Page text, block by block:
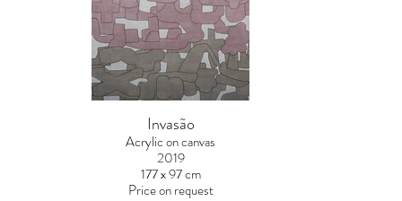
Invasão
Acrylic on canvas
2019
177 x 97 cm
Price on request